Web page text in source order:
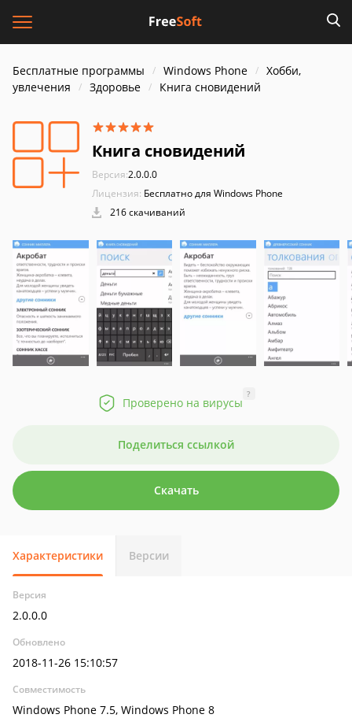
Бесплатные программы Windows Phone
Хобби,
увлечения
Здоровье Книга сновидений
Книга сновидений
Версия:2.0.0.0
Лицензия: Бесплатно для Windows Phone
216 скачиваний
Проверено на вирусы
?
Поделиться ссылкой
Скачать
Характеристики Версии
Версия
2.0.0.0
Обновлено
2018-11-26 15:10:57
Совместимость
Windows Phone 7.5, Windows Phone 8